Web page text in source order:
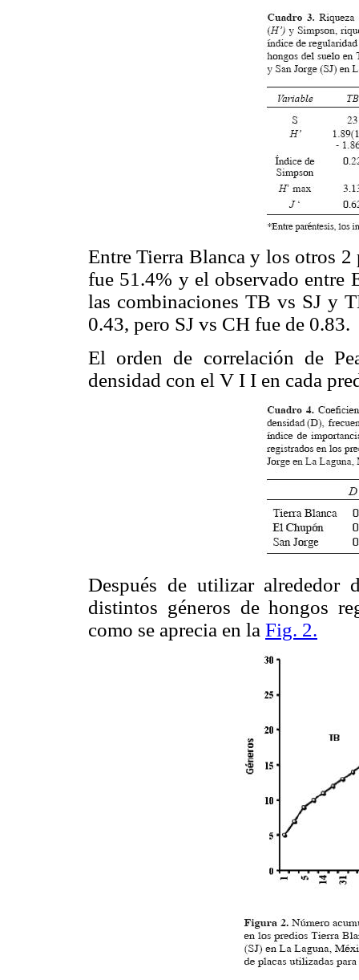
Entre Tierra Blanca y los otros
fue 51.4% y el observado entre
las combinaciones TB vs SJ y
0.43, pero SJ vs CH fue de 0.83.
El orden de correlación de
densidad con el V I I en cada
Después de utilizar alrededor
distintos géneros de hongos
como se aprecia en la Fig. 2.